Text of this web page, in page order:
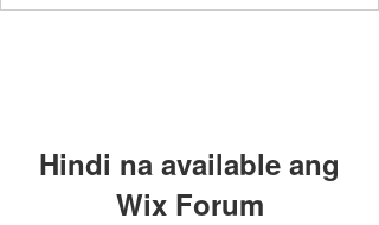
Hindi na available ang
Wix Forum